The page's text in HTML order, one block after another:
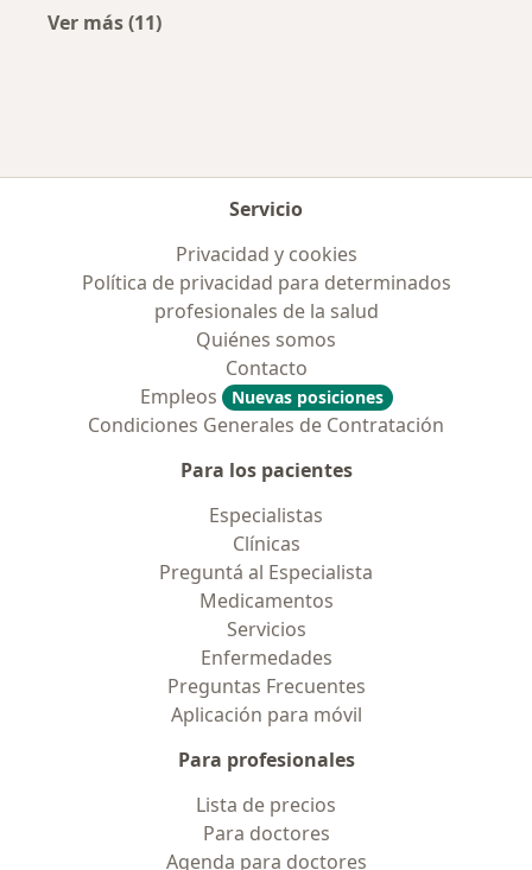
Ver más (11)
Servicio
Privacidad y cookies
Política de privacidad para determinados
profesionales de la salud
Quiénes somos
Contacto
Empleos
Nuevas posiciones
Condiciones Generales de Contratación
Para los pacientes
Especialistas
Clínicas
Preguntá al Especialista
Medicamentos
Servicios
Enfermedades
Preguntas Frecuentes
Aplicación para móvil
Para profesionales
Lista de precios
Para doctores
Agenda para doctores